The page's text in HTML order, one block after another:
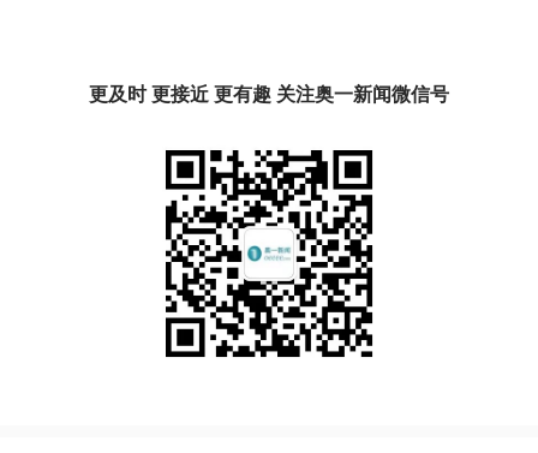
更及时 更接近 更有趣 关注奥一新闻微信号